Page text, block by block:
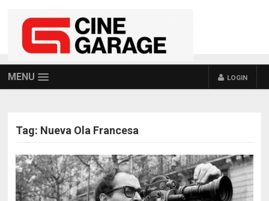
MENU LOGIN
Tag: Nueva Ola Francesa